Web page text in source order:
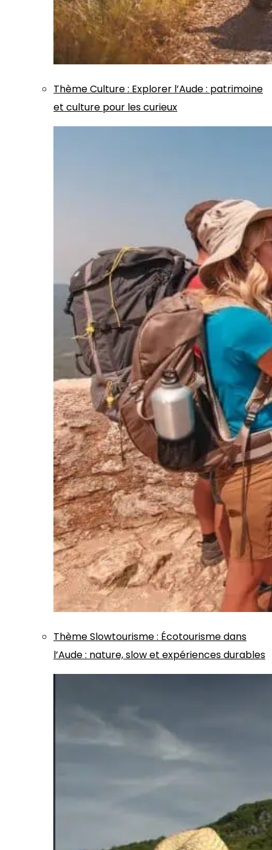
ThèmeCulture: Explorer l’Aude : patrimoine
et culture pour les curieux
ThèmeSlowtourisme: Écotourisme dans
l’Aude : nature, slow et expériences durables